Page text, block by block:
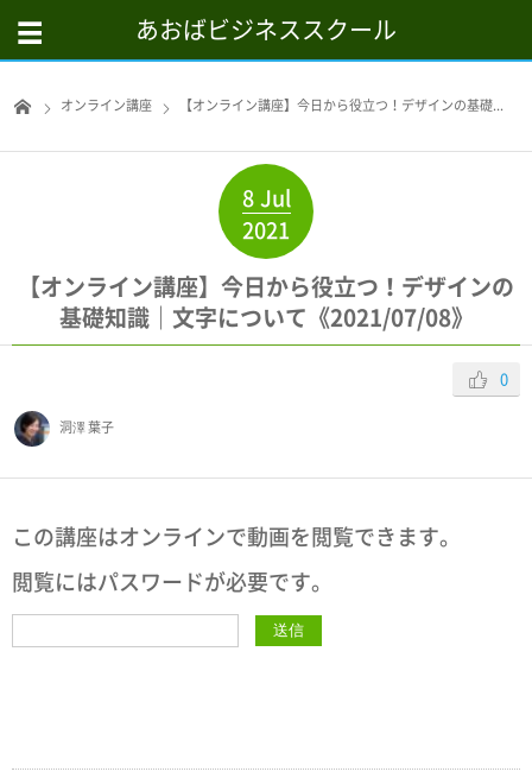
あおばビジネススクール
オンライン講座 【オンライン講座】今日から役立つ！デザインの基礎...
8 Jul
2021
【オンライン講座】今日から役立つ！デザインの
基礎知識｜文字について《2021/07/08》
0
洞澤 葉子
この講座はオンラインで動画を閲覧できます。
閲覧にはパスワードが必要です。